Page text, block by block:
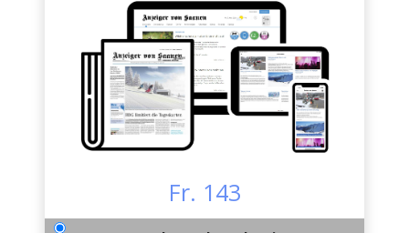
Fr. 143